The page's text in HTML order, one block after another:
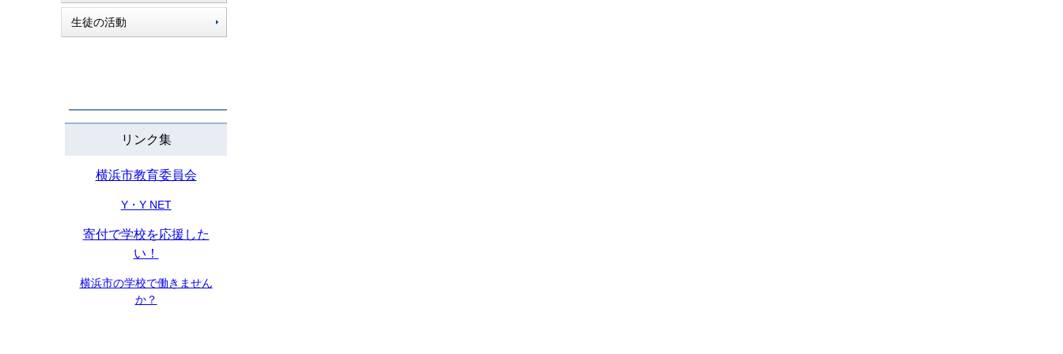
生徒の活動
リンク集
横浜市教育委員会
Y・Y NET
寄付で学校を応援した
い！
横浜市の学校で働きません
か？